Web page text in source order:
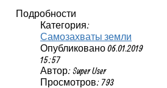
Подробности
Категория:
Самозахваты земли
Опубликовано 06.01.2019
15:57
Автор: Super User
Просмотров: 793